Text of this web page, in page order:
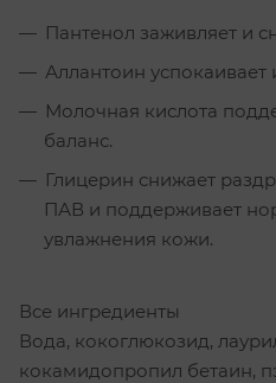
Пантенол заживляет и
Аллантоин успокаивает
Молочная кислота
баланс.
Глицерин снижает
ПАВ и поддерживает
увлажнения кожи.
Все ингредиенты
Вода, кокоглюкозид,
кокамидопропил бетаин,